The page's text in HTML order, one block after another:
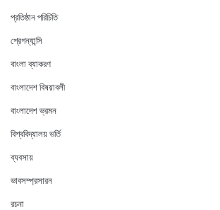
প্রতিষ্ঠান পরিচিতি
প্রেগন্যান্সি
বাংলা ব্যাকরণ
বাংলাদেশ বিষয়াবলী
বাংলাদেশ ভ্রমন
বিশ্ববিদ্যালয় ভর্তি
ব্যবসায়
ভাবসম্প্রসারন
রচনা